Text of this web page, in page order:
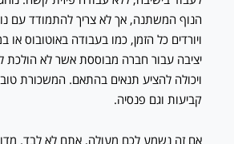
הנוף המשתנה, אך לא צריך להתמודד עם
ויורדים כל הזמן, כמו בעבודה באוטובוס או
יציבה עבור חברה מבוססת אשר לא הולכת
ויכולה להציע תנאים בהתאם. המשכורת
קביעות וגם פנסיה.
אם זה נשמע לכם מעולה, אתם לא לבד.